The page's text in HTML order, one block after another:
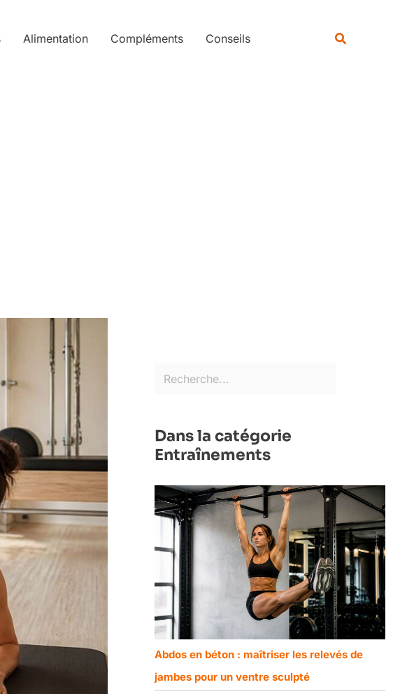
Alimentation Compléments Conseils
Dans la catégorie
Entraînements
Abdos en béton : maîtriser les relevés de
jambes pour un ventre sculpté